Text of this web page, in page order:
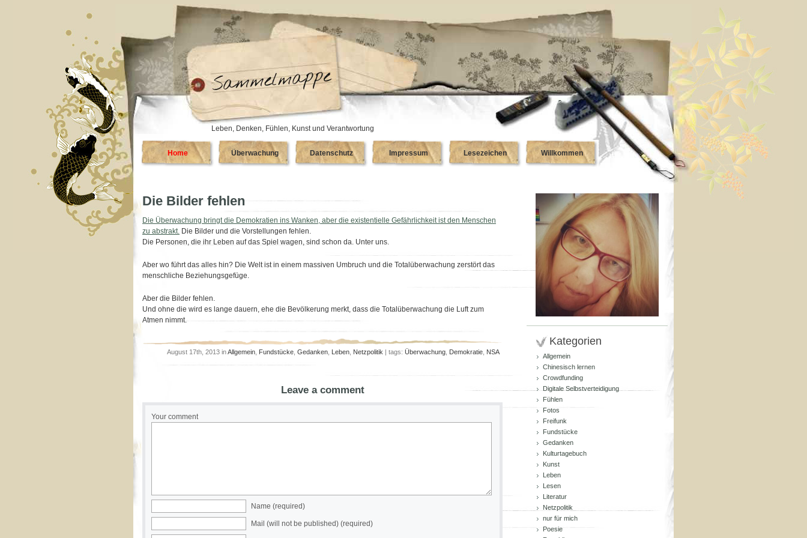
Leben, Denken, Fühlen, Kunst und Verantwortung
Home Überwachung Datenschutz Impressum Lesezeichen Willkommen
Die Bilder fehlen
Die Überwachung bringt die Demokratien ins Wanken, aber die existentielle Gefährlichkeit ist den Menschen
zu abstrakt. Die Bilder und die Vorstellungen fehlen.
Die Personen, die ihr Leben auf das Spiel wagen, sind schon da. Unter uns.
Aber wo führt das alles hin? Die Welt ist in einem massiven Umbruch und die Totalüberwachung zerstört das
menschliche Beziehungsgefüge.
Aber die Bilder fehlen.
Und ohne die wird es lange dauern, ehe die Bevölkerung merkt, dass die Totalüberwachung die Luft zum
Atmen nimmt.
August 17th, 2013 inAllgemein Fundstücke Gedanken Leben Netzpolitik | tags: Überwachung Demokratie NSA
Leave a comment
Your comment
Name (required)
Mail (will not be published) (required)
Kategorien
Allgemein
Chinesisch lernen
Crowdfunding
Digitale Selbstverteidigung
Fühlen
Fotos
Freifunk
Fundstücke
Gedanken
Kulturtagebuch
Kunst
Leben
Lesen
Literatur
Netzpolitik
nur für mich
Poesie